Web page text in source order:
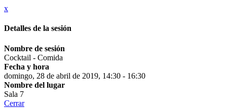
x
Detalles de la sesión
Nombre de sesión
Cocktail - Comida
Fecha y hora
domingo, 28 de abril de 2019, 14:30 - 16:30
Nombre del lugar
Sala 7
Cerrar